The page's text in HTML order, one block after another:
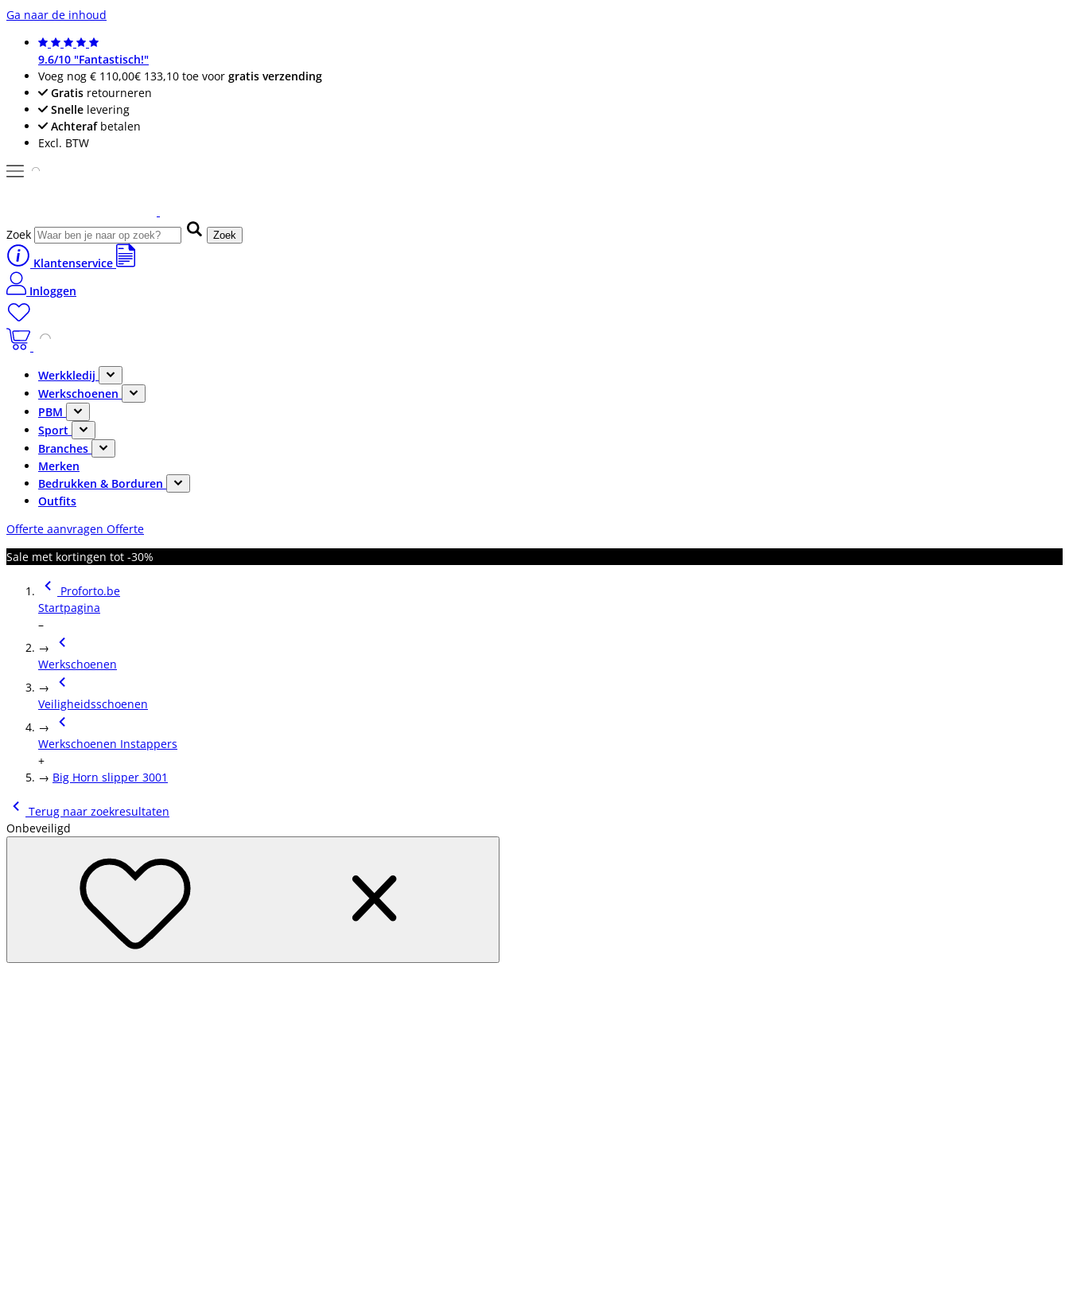
Ga naar de inhoud
9.6/10 "Fantastisch!"
Voeg nog € 110,00€ 133,10 toe voor gratis verzending
Gratis retourneren
Snelle levering
Achterafbetalen
Excl. BTW
Zoek Zoek
Klantenservice
Inloggen
Werkkledij
Werkschoenen
PBM
Sport
Branches
Merken
Bedrukken & Borduren
Outfits
Offerte aanvragen Offerte
Sale met kortingen tot -30%
Proforto.be
Startpagina
–
→
Werkschoenen
→
Veiligheidsschoenen
→
Werkschoenen Instappers
+
→ Big Horn slipper 3001
Terug naar zoekresultaten
Onbeveiligd